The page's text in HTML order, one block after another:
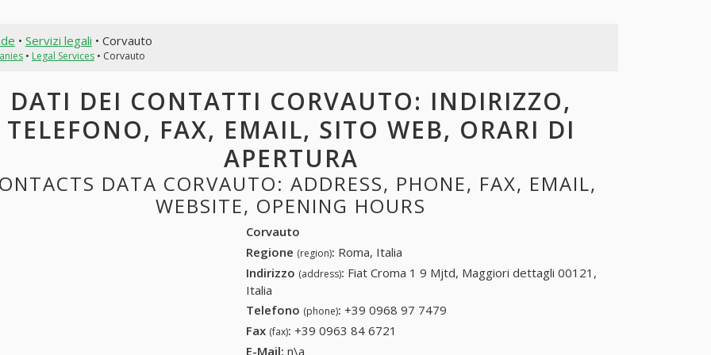
• Servizi legali • Corvauto
• Legal Services• Corvauto
DATI DEI CONTATTI CORVAUTO: INDIRIZZO,
TELEFONO, FAX, EMAIL, SITO WEB, ORARI DI
APERTURA
DATA CORVAUTO: ADDRESS, PHONE, FAX, EMAIL,
WEBSITE, OPENING HOURS
Corvauto
Regione (region): Roma, Italia
Indirizzo (address): Fiat Croma 1 9 Mjtd, Maggiori dettagli 00121,
Italia
Telefono (phone): +39 0968 97 7479
Fax (fax): +39 0963 84 6721
E-Mail: n\a